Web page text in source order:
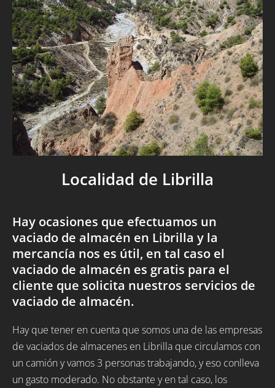
Localidad de Librilla
Hay ocasiones que efectuamos un
vaciado de almacén en Librilla y la
mercancía nos es útil, en tal caso el
vaciado de almacén es gratis para el
cliente que solicita nuestros servicios de
vaciado de almacén.
Hay que tener en cuenta que somos una de las empresas
de vaciados de almacenes en Librilla que circulamos con
un camión y vamos 3 personas trabajando, y eso conlleva
un gasto moderado. No obstante y en tal caso, los